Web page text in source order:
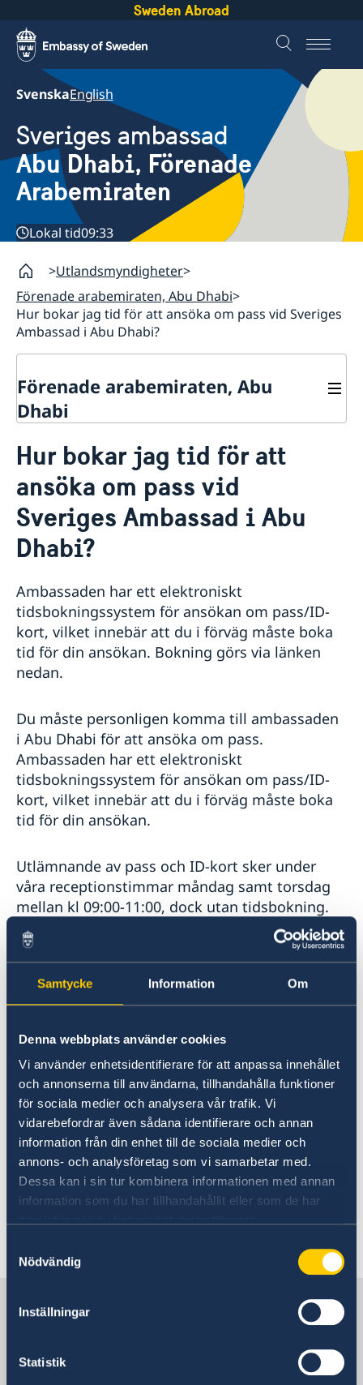
Samtycke Information Om
Denna webbplats använder cookies
Vi använder enhetsidentifierare för att anpassa innehållet
och annonserna till användarna, tillhandahålla funktioner
för sociala medier och analysera vår trafik. Vi
vidarebefordrar även sådana identifierare och annan
information från din enhet till de sociala medier och
annons- och analysföretag som vi samarbetar med.
Dessa kan i sin tur kombinera informationen med annan
information som du har tillhandahållit eller som de har
Nödvändig
Inställningar
Statistik
Sweden Abroad
SvenskaEnglish
Sveriges ambassad
Abu Dhabi, Förenade
Arabemiraten
Lokal tid09:33
Utlandsmyndigheter
Förenade arabemiraten, Abu Dhabi
Hur bokar jag tid för att ansöka om pass vid Sveriges
Ambassad i Abu Dhabi?
Förenade arabemiraten, Abu
Dhabi
Om oss
Ambassadens personal
Så stöttar vi svenska företag
Vi är en resurs för svenska företag
Team Sweden
Så kan du få stöd
Anmäl handelshinder
Aktuellt
Nyheter
Hur bokar jag tid för att
ansöka om pass vid
Sveriges Ambassad i Abu
Dhabi?
Ambassaden har ett elektroniskt
tidsbokningssystem för ansökan om pass/ID-
kort, vilket innebär att du i förväg måste boka
tid för din ansökan. Bokning görs via länken
nedan.
Du måste personligen komma till ambassaden
i Abu Dhabi för att ansöka om pass.
Ambassaden har ett elektroniskt
tidsbokningssystem för ansökan om pass/ID-
kort, vilket innebär att du i förväg måste boka
tid för din ansökan.
Utlämnande av pass och ID-kort sker under
våra receptionstimmar måndag samt torsdag
mellan kl 09:00-11:00, dock utan tidsbokning.
Pass och ID-kort måste tas med vid
upphämtning av det nya passet/ID-kortet samt
kan endast hämtas ut personligen av den
sökande. Pass och ID-kort för personer under
18 år kan dock hämtas ut av vårdnadshavare.
resehandlingen eftersom passen och ID-korten
tillverkas i Sverige. Du får information per e-
post när passet anländer till ambassaden och
kan hämtas ut på ovan nämnda tider.
Här bokar du tid:
Tidsbokning för passansökan
Sverige i Förenade arabemiraten
Sveriges ambassad